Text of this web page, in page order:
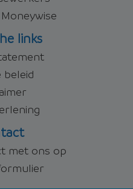
links
beleid
met ons op